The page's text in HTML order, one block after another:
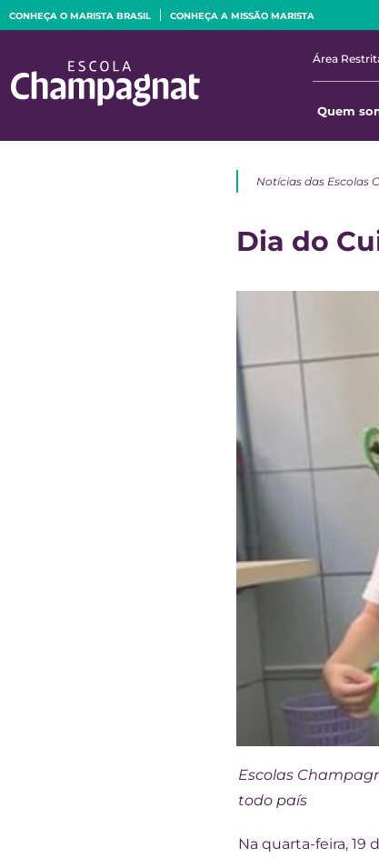
CONHEÇA O MARISTA BRASIL CONHEÇA A MISSÃO MARISTA
Área
Quem
Notícias das Escolas
Dia do
Escolas
todo país
Na quarta-feira, 19